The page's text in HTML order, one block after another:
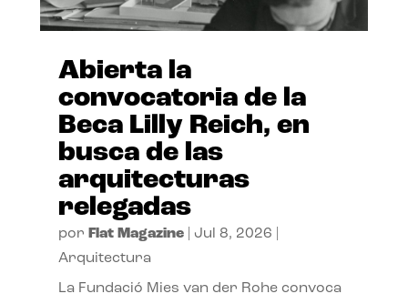
Abierta la
convocatoria de la
Beca Lilly Reich, en
busca de las
arquitecturas
relegadas
por Flat Magazine| Jul 8, 2026
Arquitectura
La Fundació Mies van der Rohe convoca